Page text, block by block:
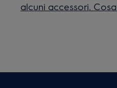
alcuni accessori.